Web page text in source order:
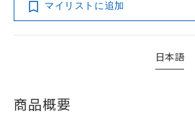
マイリストに追加
日本語
商品概要